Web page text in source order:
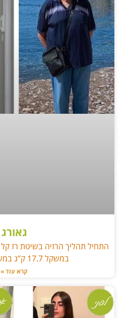
גאורג
במשקל 17.7 ק”ג במשך 7 חודשים
קרא עוד »